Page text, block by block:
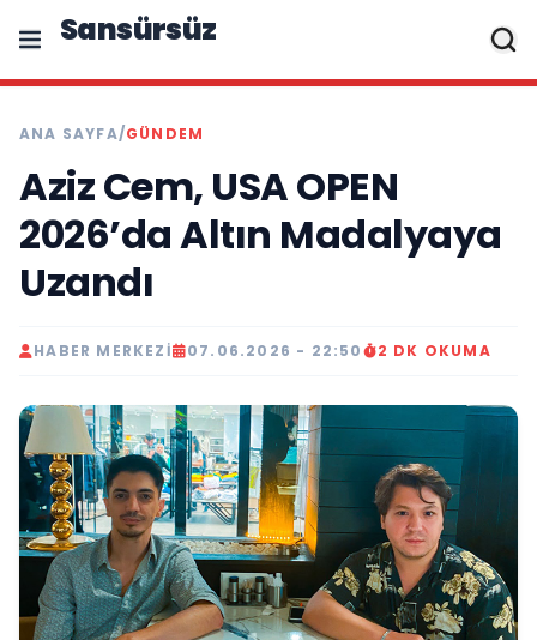
Sansürsüz
ANA SAYFA/GÜNDEM
Aziz Cem, USA OPEN
2026’da Altın Madalyaya
Uzandı
HABER MERKEZI 07.06.2026 - 22:50 2 DK OKUMA